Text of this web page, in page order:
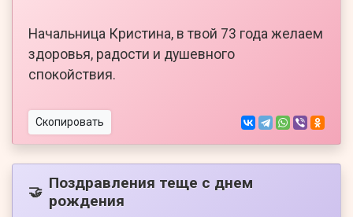
Начальница Кристина, в твой 73 года желаем
здоровья, радости и душевного
спокойствия.
Скопировать
🤝 Поздравления теще с днем
рождения